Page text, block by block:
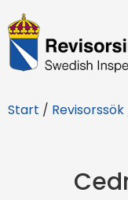
R
e
i
Start / Revisorssök